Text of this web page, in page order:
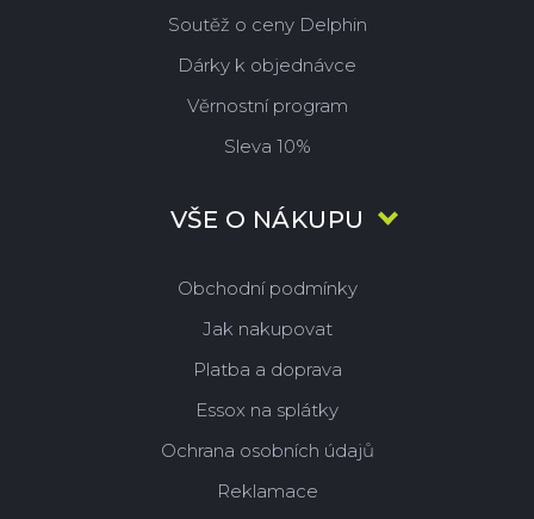
Soutěž o ceny Delphin
Dárky k objednávce
Věrnostní program
Sleva 10%
VŠE O NÁKUPU
Obchodní podmínky
Jak nakupovat
Platba a doprava
Essox na splátky
Ochrana osobních údajů
Reklamace